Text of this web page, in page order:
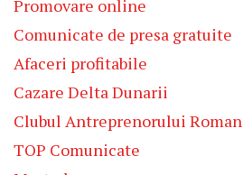
Promovare online
Comunicate de presa gratuite
Afaceri profitabile
Cazare Delta Dunarii
Clubul Antreprenorului Roman
TOP Comunicate